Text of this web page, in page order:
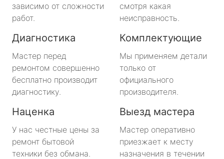
зависимо от сложности
работ.
смотря какая
неисправность.
Диагностика
Мастер перед
ремонтом совершенно
бесплатно производит
диагностику.
Комплектующие
Мы применяем детали
только от
официального
производителя.
Наценка
У нас честные цены за
ремонт бытовой
техники без обмана.
Выезд мастера
Мастер оперативно
приезжает к месту
назначения в течении